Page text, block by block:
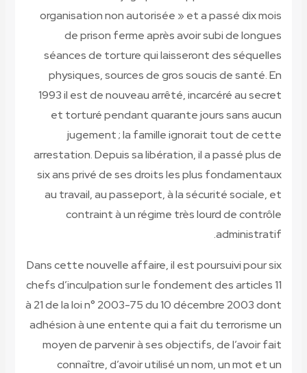
organisation non autorisée » et a passé dix mois
de prison ferme après avoir subi de longues
séances de torture qui laisseront des séquelles
physiques, sources de gros soucis de santé. En
1993 il est de nouveau arrêté, incarcéré au secret
et torturé pendant quarante jours sans aucun
jugement ; la famille ignorait tout de cette
arrestation. Depuis sa libération, il a passé plus de
six ans privé de ses droits les plus fondamentaux
au travail, au passeport, à la sécurité sociale, et
contraint à un régime très lourd de contrôle
administratif.
Dans cette nouvelle affaire, il est poursuivi pour six
chefs d’inculpation sur le fondement des articles 11
à 21 de la loi n° 2003-75 du 10 décembre 2003 dont
adhésion à une entente qui a fait du terrorisme un
moyen de parvenir à ses objectifs, de l’avoir fait
connaître, d’avoir utilisé un nom, un mot et un